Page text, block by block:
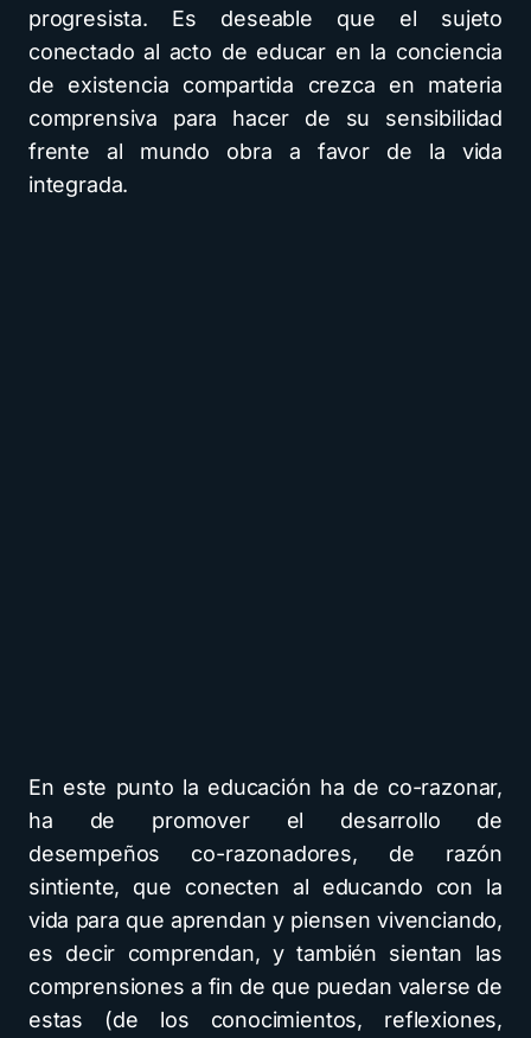
progresista. Es deseable que el sujeto
conectado al acto de educar en la conciencia
de existencia compartida crezca en materia
comprensiva para hacer de su sensibilidad
frente al mundo obra a favor de la vida
integrada.
En este punto la educación ha de co-razonar,
ha de promover el desarrollo de
desempeños co-razonadores, de razón
sintiente, que conecten al educando con la
vida para que aprendan y piensen vivenciando,
es decir comprendan, y también sientan las
comprensiones a fin de que puedan valerse de
estas (de los conocimientos, reflexiones,